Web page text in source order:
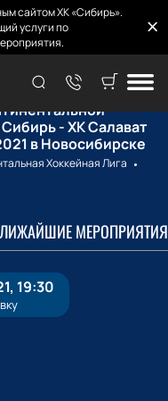
сайтом ХК «Сибирь».
услуги по
- ХК С...
- ХК Салават
в Новосибирске
Хоккейная Лига
МЕРОПРИЯТИЯ